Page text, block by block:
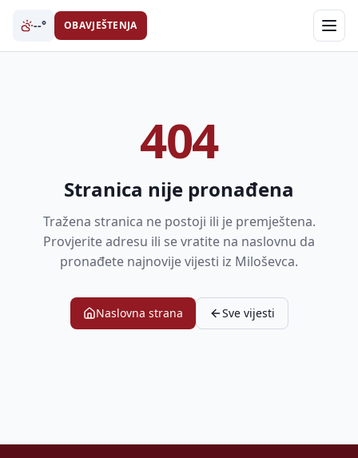
--° OBAVJEŠTENJA
404
Stranica nije pronađena
Tražena stranica ne postoji ili je premještena.
Provjerite adresu ili se vratite na naslovnu da
pronađete najnovije vijesti iz Miloševca.
Naslovna strana Sve vijesti